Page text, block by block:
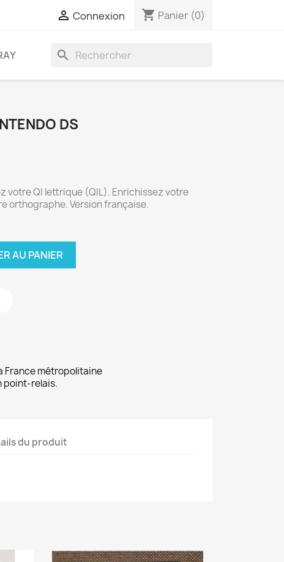
 Connexion shopping_cart Panier (0)
search
DS
votre QI lettrique (QIL). Enrichissez votre
orthographe. Version française.
AU PANIER
France métropolitaine
point-relais.
du produit